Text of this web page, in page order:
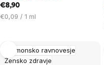
€8,90
Cena
€0,09 / 1 ml
Hormonsko ravnovesje
Žensko zdravje